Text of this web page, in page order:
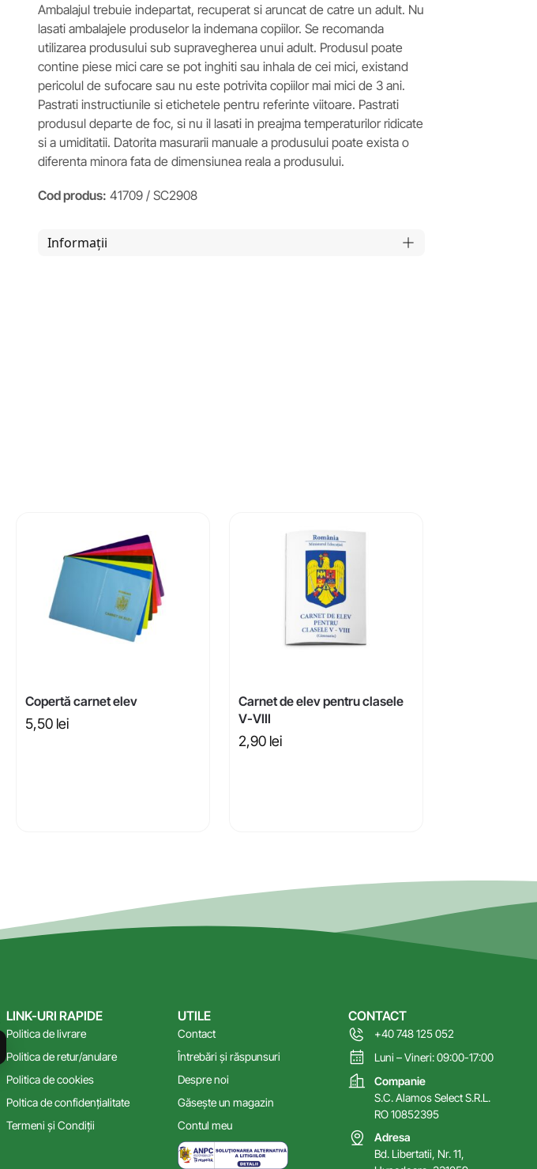
Ambalajul trebuie indepartat, recuperat si aruncat de catre un adult. Nu
lasati ambalajele produselor la indemana copiilor. Se recomanda
utilizarea produsului sub supravegherea unui adult. Produsul poate
contine piese mici care se pot inghiti sau inhala de cei mici, existand
pericolul de sufocare sau nu este potrivita copiilor mai mici de 3 ani.
Pastrati instructiunile si etichetele pentru referinte viitoare. Pastrati
produsul departe de foc, si nu il lasati in preajma temperaturilor ridicate
si a umiditatii. Datorita masurarii manuale a produsului poate exista o
diferenta minora fata de dimensiunea reala a produsului.
Cod produs: 41709 / SC2908
Informații
Copertă carnet elev
5,50 lei
Carnet de elev pentru clasele
V-VIII
2,90 lei
LINK-URI RAPIDE
Politica de livrare
Politica de retur/anulare
Politica de cookies
Poltica de confidențialitate
Termeni și Condiții
UTILE
Contact
Întrebări și răspunsuri
Despre noi
Găsește un magazin
Contul meu
CONTACT
+40 748 125 052
Luni – Vineri: 09:00-17:00
Companie
S.C. Alamos Select S.R.L.
RO 10852395
Adresa
Bd. Libertatii, Nr. 11,